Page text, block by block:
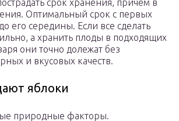
срок хранения, причем в
Оптимальный срок с первых
его середины. Если все сделать
а хранить плоды в подходящих
они точно долежат без
и вкусовых качеств.
яблоки
природные факторы.